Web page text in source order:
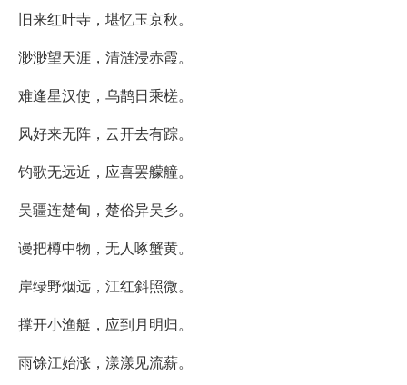
旧来红叶寺，堪忆玉京秋。
渺渺望天涯，清涟浸赤霞。
难逢星汉使，乌鹊日乘槎。
风好来无阵，云开去有踪。
钓歌无远近，应喜罢艨艟。
吴疆连楚甸，楚俗异吴乡。
谩把樽中物，无人啄蟹黄。
岸绿野烟远，江红斜照微。
撑开小渔艇，应到月明归。
雨馀江始涨，漾漾见流薪。